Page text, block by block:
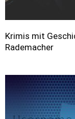
Krimis mit
Rademacher